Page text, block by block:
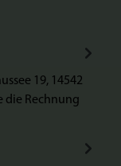
19, 14542
die Rechnung